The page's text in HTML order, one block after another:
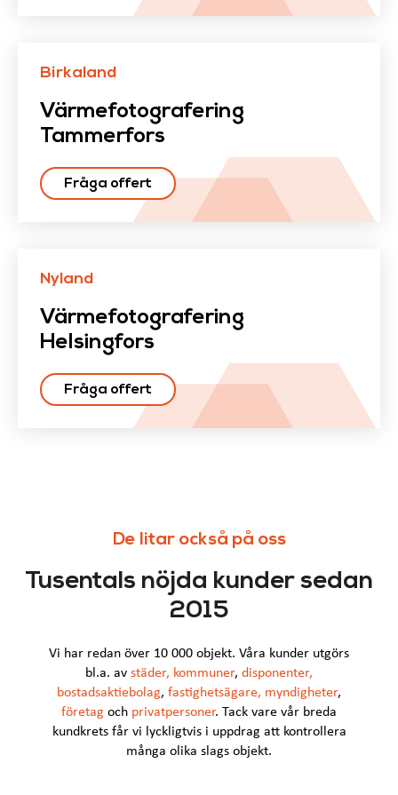
Birkaland
Värmefotografering
Tammerfors
Fråga offert
Nyland
Värmefotografering
Helsingfors
Fråga offert
De litar också på oss
Tusentals nöjda kunder sedan
2015
Vi har redan över 10 000 objekt. Våra kunder utgörs
bl.a. av städer, kommuner, disponenter,
bostadsaktiebolag, fastighetsägare, myndigheter,
företag och privatpersoner. Tack vare vår breda
kundkrets får vi lyckligtvis i uppdrag att kontrollera
många olika slags objekt.